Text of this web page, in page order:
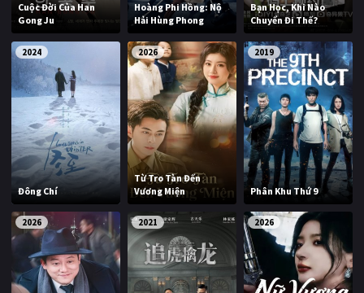
Cuộc Đời Của Han
Gong Ju
Hoàng Phi Hồng: Nộ
Hải Hùng Phong
Bạn Học, Khi Nào
Chuyển Đi Thế?
2024
Đông Chí
2026
Từ Tro Tàn Đến
Vương Miện
2019
Phân Khu Thứ 9
2026 2021 2026